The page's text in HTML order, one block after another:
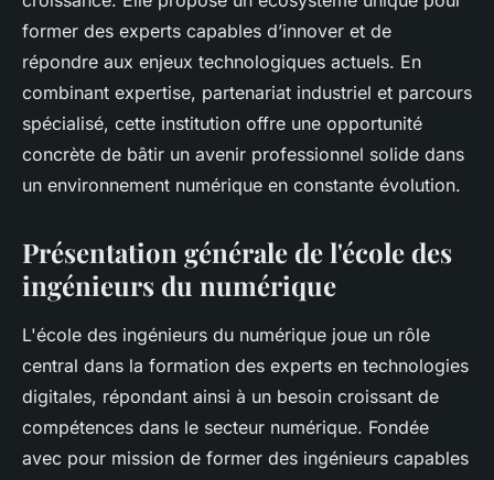
former des experts capables d’innover et de
répondre aux enjeux technologiques actuels. En
combinant expertise, partenariat industriel et parcours
spécialisé, cette institution offre une opportunité
concrète de bâtir un avenir professionnel solide dans
un environnement numérique en constante évolution.
Présentation générale de l'école des
ingénieurs du numérique
L'école des ingénieurs du numérique joue un rôle
central dans la formation des experts en technologies
digitales, répondant ainsi à un besoin croissant de
compétences dans le secteur numérique. Fondée
avec pour mission de former des ingénieurs capables